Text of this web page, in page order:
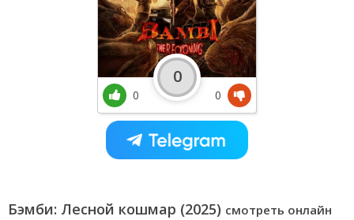
Бэмби: Лесной кошмар (2025) смотреть онлайн
0
0
0